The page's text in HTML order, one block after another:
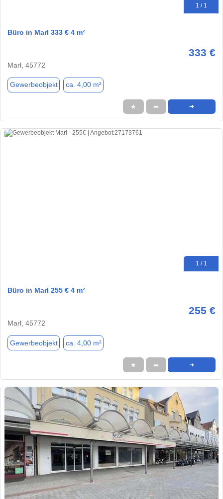
1 / 1
Büro in Marl 333 € 4 m²
333 €
Marl, 45772
Gewerbeobjekt ca. 4,00 m²
★ ➦ ➜
1 / 1
Büro in Marl 255 € 4 m²
255 €
Marl, 45772
Gewerbeobjekt ca. 4,00 m²
★ ➦ ➜